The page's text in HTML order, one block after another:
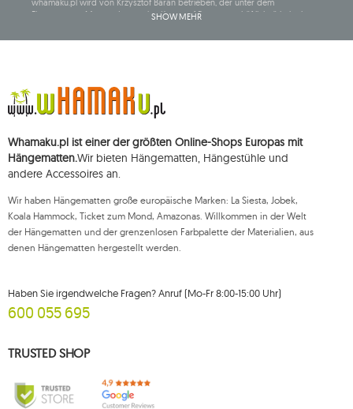
Firmennamen Mouton Interactive Krzysztof Baran geschäftlich tätig ist, in
verarbeitet und bis zu Ihrer Abmeldung gespeichert.
Sie haben das Recht, auf die Verarbeitung Ihrer personenbezogenen Daten
zuzugreifen, diese zu korrigieren, zu löschen, deren Verarbeitung zu
einer zuständigen Aufsichtsbehörde eine Beschwerde über die
Verarbeitung dieser Daten einzureichen und zu erheben Ihre Einwilligung
zur Verarbeitung Ihrer personenbezogenen Daten kann jederzeit
widerrufen werden, wobei ein solcher Widerruf die Rechtmäßigkeit der
genannten Rechte auszuüben, wenden Sie sich bitte per E-Mail oder per
Brief an die registrierte Adresse an die Kundendienstabteilung von Mouton
Interactive.
Weitere Informationen finden Sie unter:
SHOW MEHR
Whamaku.pl ist einer der größten Online-Shops Europas mit
Hängematten.Wir bieten Hängematten, Hängestühle und
andere Accessoires an.
Wir haben Hängematten große europäische Marken: La Siesta, Jobek,
Koala Hammock, Ticket zum Mond, Amazonas. Willkommen in der Welt
der Hängematten und der grenzenlosen Farbpalette der Materialien, aus
denen Hängematten hergestellt werden.
Haben Sie irgendwelche Fragen? Anruf (Mo-Fr 8:00-15:00 Uhr)
600 055 695
TRUSTED SHOP